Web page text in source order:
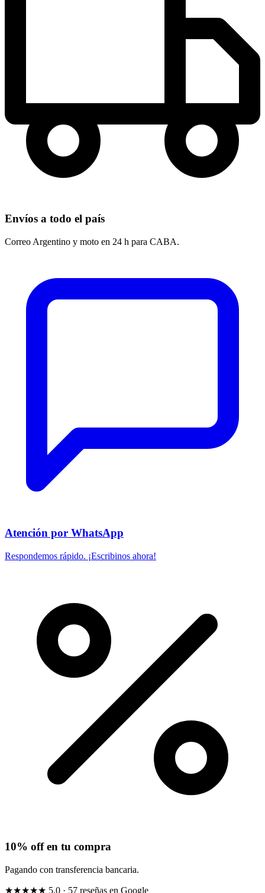
Envíos a todo el país
Correo Argentino y moto en 24 h para CABA.
Atención por WhatsApp
Respondemos rápido. ¡Escribinos ahora!
10% off en tu compra
Pagando con transferencia bancaria.
★★★★★ 5,0 · 57 reseñas en Google